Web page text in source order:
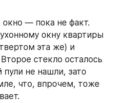
— пока не факт.
окну квартиры
эта же) и
стекло осталось
не нашли, зато
что, впрочем, тоже